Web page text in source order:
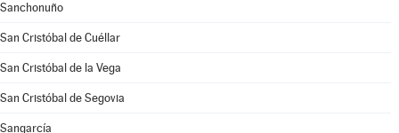
Sanchonuño
San Cristóbal de Cuéllar
San Cristóbal de la Vega
San Cristóbal de Segovia
Sangarcía